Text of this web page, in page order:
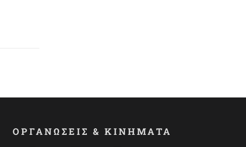
ΟΡΓΑΝΩΣΕΙΣ & ΚΙΝΗΜΑΤΑ